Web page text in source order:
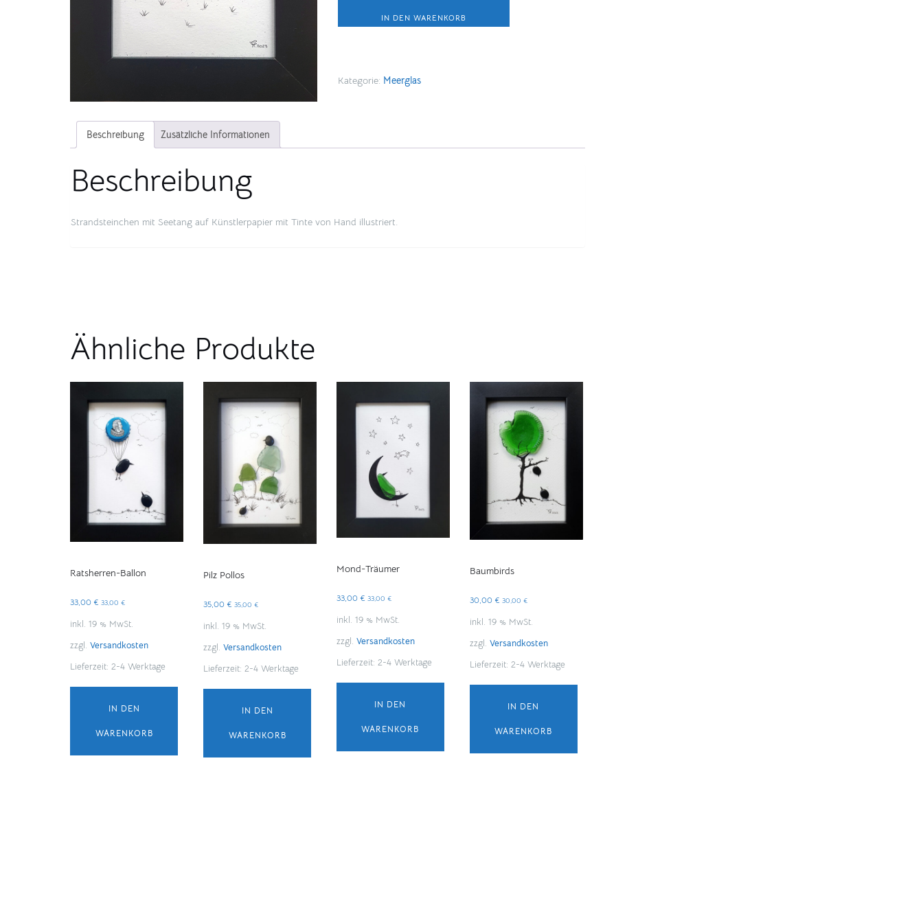
IN DEN WARENKORB
Kategorie: Meerglas
Beschreibung Zusätzliche Informationen
Beschreibung
Strandsteinchen mit Seetang auf Künstlerpapier mit Tinte von Hand illustriert.
Ähnliche Produkte
Ratsherren-Ballon
33,00 € 33,00 €
inkl. 19 % MwSt.
zzgl. Versandkosten
Lieferzeit: 2-4 Werktage
IN DEN
WARENKORB
Pilz Pollos
35,00 € 35,00 €
inkl. 19 % MwSt.
zzgl. Versandkosten
Lieferzeit: 2-4 Werktage
IN DEN
WARENKORB
Mond-Träumer
33,00 € 33,00 €
inkl. 19 % MwSt.
zzgl. Versandkosten
Lieferzeit: 2-4 Werktage
IN DEN
WARENKORB
Baumbirds
30,00 € 30,00 €
inkl. 19 % MwSt.
zzgl. Versandkosten
Lieferzeit: 2-4 Werktage
IN DEN
WARENKORB